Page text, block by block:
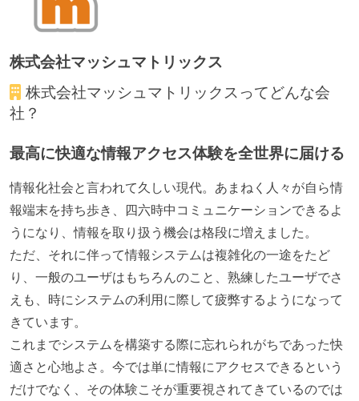
暇」に記載）
試用期間：あり（3ヶ月間）
社会保険：各種社会保険完備（雇用・労災・健康・厚
受動喫煙防止措置：屋内禁煙
株式会社マッシュマトリックス
株式会社マッシュマトリックスってどんな会
社？
最高に快適な情報アクセス体験を全世界に届ける
情報化社会と言われて久しい現代。あまねく人々が自ら情
報端末を持ち歩き、四六時中コミュニケーションできるよ
うになり、情報を取り扱う機会は格段に増えました。
ただ、それに伴って情報システムは複雑化の一途をたど
り、一般のユーザはもちろんのこと、熟練したユーザでさ
えも、時にシステムの利用に際して疲弊するようになって
きています。
これまでシステムを構築する際に忘れられがちであった快
適さと心地よさ。今では単に情報にアクセスできるという
だけでなく、その体験こそが重要視されてきているのでは